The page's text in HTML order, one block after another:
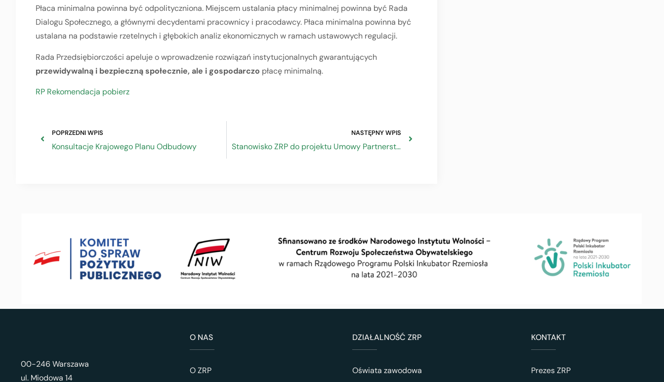
Płaca minimalna powinna być odpolityczniona. Miejscem ustalania płacy minimalnej powinna być Rada
Dialogu Społecznego, a głównymi decydentami pracownicy i pracodawcy. Płaca minimalna powinna być
ustalana na podstawie rzetelnych i głębokich analiz ekonomicznych w ramach ustawowych regulacji.
Rada Przedsiębiorczości apeluje o wprowadzenie rozwiązań instytucjonalnych gwarantujących
przewidywalną i bezpieczną społecznie, ale i gospodarczo płacę minimalną.
RP Rekomendacja pobierz
POPRZEDNI WPIS
Konsultacje Krajowego Planu Odbudowy
NASTĘPNY WPIS
Stanowisko ZRP do projektu Umowy Partnerstwa dla realizacji polityki spójności 2021-2027 w Polsce
00-246 Warszawa
ul. Miodowa 14
O NAS
O ZRP
DZIAŁALNOŚĆ ZRP
Oświata zawodowa
KONTAKT
Prezes ZRP